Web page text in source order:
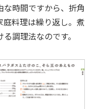
時間ですから、折角
庭料理は繰り返し。煮
調理法なのです。